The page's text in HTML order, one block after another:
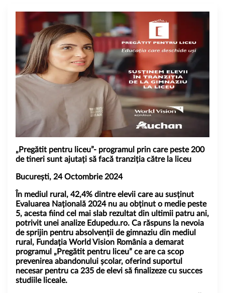
„Pregătit pentru liceu”- programul prin care peste 200
de tineri sunt ajutați să facă tranziția către la liceu
București, 24 Octombrie 2024
În mediul rural, 42,4% dintre elevii care au susținut
Evaluarea Națională 2024 nu au obținut o medie peste
5, acesta fiind cel mai slab rezultat din ultimii patru ani,
potrivit unei analize Edupedu.ro. Ca răspuns la nevoia
de sprijin pentru absolvenții de gimnaziu din mediul
rural, Fundația World Vision România a demarat
programul „Pregătit pentru liceu” ce are ca scop
prevenirea abandonului școlar, oferind suportul
necesar pentru ca 235 de elevi să finalizeze cu succes
studiile liceale.